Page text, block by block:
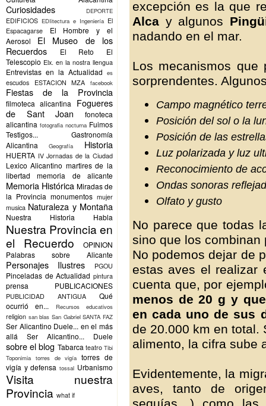
Curiosidades DEPORTE
EDIFICIOS EDIitectura e Ingeniería El
Espacagarse
El Hombre y el
Aerosol
El Museo de los
Recuerdos
El Reto
El
Telescopio Elx. en la nostra llengua
Entrevistas en la Actualidad es
escudos ESTACION MZA facebook
Fiestas de la Provincia
filmoteca alicantina
Fogueres
de Sant Joan
fonoteca
alicantina fotografia nocturna Fuimos
Testigos...
Gastronomía
Alicantina
Geografía Historia
HUERTA IV Jornadas de la Ciudad
Lexico Alicantino martires de la
libertad
memoria de alicante
Memoria Histórica Miradas de
la Provincia monumentos mujer
musica Naturaleza y Montaña
Nuestra Historia Habla
Nuestra Provincia en
el Recuerdo
OPINION
Palabras sobre Alicante
Personajes Ilustres PGOU
Pinceladas de Actualidad pintura
prensa PUBLICACIONES
PUBLICIDAD ANTIGUA
Qué
ocurrió en...
Recursos educativos
religion san blas San Gabriel SANTA FAZ
Ser Alicantino Duele... en el más
allá
Ser Alicantino... Duele
sobre el blog Tabarca teatro Tibi
Toponimia torres de vigía torres de
vigía y defensa tossal Urbanismo
Visita nuestra
Provincia what if
excepción es la que
Alca y algunos
nadando en el mar.
Los mecanismos que
sorprendentes.
Campo magnético
Posición del sol o la
Posición de las
Luz polarizada y luz
Reconocimiento de
Ondas sonoras
Olfato y gusto
No parece que todas
sino que los combinan
No podemos dejar de
estas aves el realizar
cuenta que, por
menos de 20 g y
en cada uno de sus
de 20.000 km en total.
alimento, la cifra sube
Evidentemente, la
aves, tanto de
sequías…) como las